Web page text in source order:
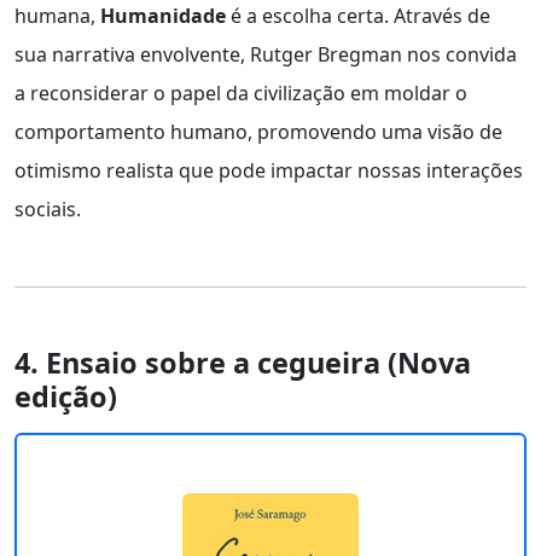
humana, Humanidade é a escolha certa. Através de
sua narrativa envolvente, Rutger Bregman nos convida
a reconsiderar o papel da civilização em moldar o
comportamento humano, promovendo uma visão de
otimismo realista que pode impactar nossas interações
sociais.
4. Ensaio sobre a cegueira (Nova
edição)